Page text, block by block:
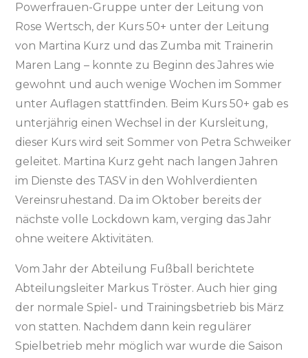
Powerfrauen-Gruppe unter der Leitung von
Rose Wertsch, der Kurs 50+ unter der Leitung
von Martina Kurz und das Zumba mit Trainerin
Maren Lang – konnte zu Beginn des Jahres wie
gewohnt und auch wenige Wochen im Sommer
unter Auflagen stattfinden. Beim Kurs 50+ gab es
unterjährig einen Wechsel in der Kursleitung,
dieser Kurs wird seit Sommer von Petra Schweiker
geleitet. Martina Kurz geht nach langen Jahren
im Dienste des TASV in den Wohlverdienten
Vereinsruhestand. Da im Oktober bereits der
nächste volle Lockdown kam, verging das Jahr
ohne weitere Aktivitäten.
Vom Jahr der Abteilung Fußball berichtete
Abteilungsleiter Markus Tröster. Auch hier ging
der normale Spiel- und Trainingsbetrieb bis März
von statten. Nachdem dann kein regulärer
Spielbetrieb mehr möglich war wurde die Saison